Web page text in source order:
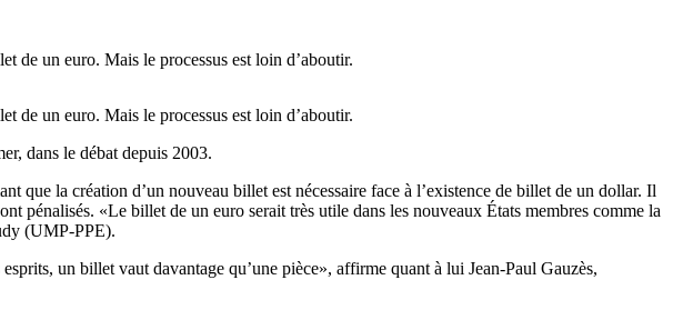
de un euro. Mais le processus est loin d’aboutir.
de un euro. Mais le processus est loin d’aboutir.
dans le débat depuis 2003.
que la création d’un nouveau billet est nécessaire face à l’existence de billet de un dollar. Il
pénalisés. «Le billet de un euro serait très utile dans les nouveaux États membres comme la
(UMP-PPE).
un billet vaut davantage qu’une pièce», affirme quant à lui Jean-Paul Gauzès,